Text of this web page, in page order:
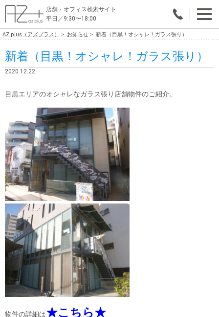
店舗・オフィス検索サイト
平日／9:30〜18:00
物件総合検索
エリアで探す
賃料から探す
こだわりで探す
店舗・オフィス物件を探す
テナントビルオーナー様へ
店舗・オフィスの内装会社を探す
AZ plus（アズプラス） お知らせ 新着（目黒！オシャレ！ガラス張り）
新着（目黒！オシャレ！ガラス張り）
2020.12.22
目黒エリアのオシャレなガラス張り店舗物件のご紹介。
物件の詳細は★こちら★